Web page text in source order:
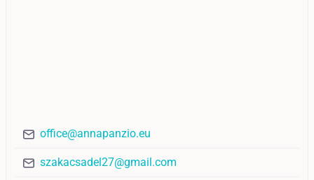
office@annapanzio.eu
szakacsadel27@gmail.com